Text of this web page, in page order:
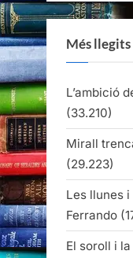
Més llegits
L’ambició
(33.210)
Mirall
(29.223)
Les llunes
Ferrando
El soroll i